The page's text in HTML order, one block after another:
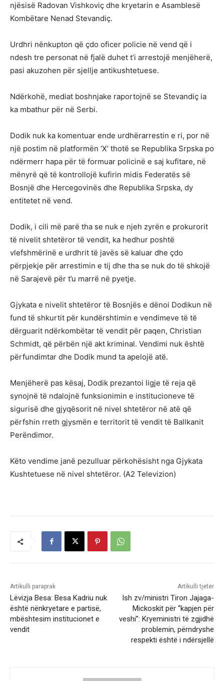
njësisë Radovan Vishkoviç dhe kryetarin e Asamblesë
Kombëtare Nenad Stevandiç.
Urdhri nënkupton që çdo oficer policie në vend që i
ndesh tre personat në fjalë duhet t’i arrestojë menjëherë,
pasi akuzohen për sjellje antikushtetuese.
Ndërkohë, mediat boshnjake raportojnë se Stevandiç ia
ka mbathur për në Serbi.
Dodik nuk ka komentuar ende urdhërarrestin e ri, por në
një postim në platformën ‘X’ thotë se Republika Srpska po
ndërmerr hapa për të formuar policinë e saj kufitare, në
mënyrë që të kontrollojë kufirin midis Federatës së
Bosnjë dhe Hercegovinës dhe Republika Srpska, dy
entitetet në vend.
Dodik, i cili më parë tha se nuk e njeh zyrën e prokurorit
të nivelit shtetëror të vendit, ka hedhur poshtë
vlefshmërinë e urdhrit të javës së kaluar dhe çdo
përpjekje për arrestimin e tij dhe tha se nuk do të shkojë
në Sarajevë për t’u marrë në pyetje.
Gjykata e nivelit shtetëror të Bosnjës e dënoi Dodikun në
fund të shkurtit për kundërshtimin e vendimeve të të
dërguarit ndërkombëtar të vendit për paqen, Christian
Schmidt, që përbën një akt kriminal. Vendimi nuk është
përfundimtar dhe Dodik mund ta apelojë atë.
Menjëherë pas kësaj, Dodik prezantoi ligje të reja që
synojnë të ndalojnë funksionimin e institucioneve të
sigurisë dhe gjyqësorit në nivel shtetëror në atë që
përfshin rreth gjysmën e territorit të vendit të Ballkanit
Perëndimor.
Këto vendime janë pezulluar përkohësisht nga Gjykata
Kushtetuese në nivel shtetëror. (A2 Televizion)
Artikulli paraprak
Lëvizja Besa: Besa Kadriu nuk
është nënkryetare e partisë,
mbështesim institucionet e
vendit
Artikulli tjetër
Ish zv/ministri Tiron Jajaga-
Mickoskit për “kapjen për
veshi”: Kryeministri të zgjidhë
problemin, përndryshe
respekti është i ndërsjellë